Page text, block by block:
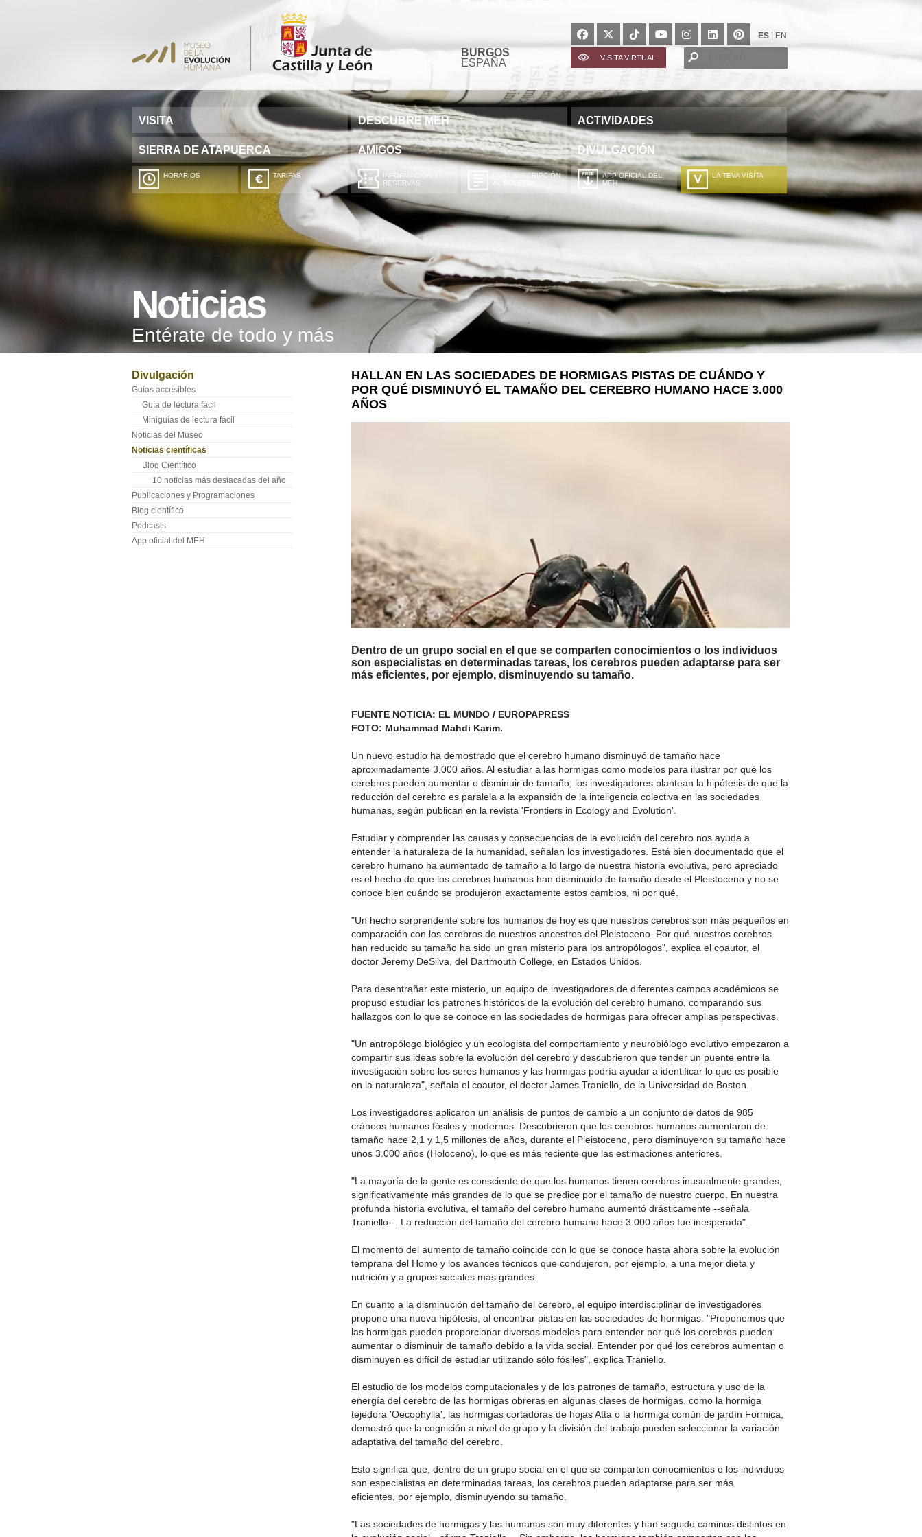
BURGOS
ESPAÑA
ES EN
VISITA VIRTUAL
VISITA DESCUBRE MEH ACTIVIDADES
SIERRA DE ATAPUERCA AMIGOS DIVULGACIÓN
HORARIOS TARIFAS
INFORMACIÓN Y
RESERVAS
PARA SUSCRIPCIÓN
AL BOLETÍN
APP OFICIAL DEL
MEH
LA TEVA VISITA
A TÚA VISITA
ZURE BISITALDIA
DEIN BESUCH
LA VOSTRA VISITA
A SUA VISITA
您的訪問
Noticias
Entérate de todo y más
Divulgación
Guías accesibles
Guía de lectura fácil
Miniguías de lectura fácil
Noticias del Museo
Noticias científicas
Blog Científico
10 noticias más destacadas del año
Publicaciones y Programaciones
Blog científico
Podcasts
App oficial del MEH
HALLAN EN LAS SOCIEDADES DE HORMIGAS PISTAS DE CUÁNDO Y
POR QUÉ DISMINUYÓ EL TAMAÑO DEL CEREBRO HUMANO HACE 3.000
AÑOS
Dentro de un grupo social en el que se comparten conocimientos o los individuos
son especialistas en determinadas tareas, los cerebros pueden adaptarse para ser
más eficientes, por ejemplo, disminuyendo su tamaño.
FUENTE NOTICIA: EL MUNDO / EUROPAPRESS
FOTO: Muhammad Mahdi Karim.
Un nuevo estudio ha demostrado que el cerebro humano disminuyó de tamaño hace
aproximadamente 3.000 años. Al estudiar a las hormigas como modelos para ilustrar por qué los
cerebros pueden aumentar o disminuir de tamaño, los investigadores plantean la hipótesis de que la
reducción del cerebro es paralela a la expansión de la inteligencia colectiva en las sociedades
humanas, según publican en la revista 'Frontiers in Ecology and Evolution'.
Estudiar y comprender las causas y consecuencias de la evolución del cerebro nos ayuda a
entender la naturaleza de la humanidad, señalan los investigadores. Está bien documentado que el
cerebro humano ha aumentado de tamaño a lo largo de nuestra historia evolutiva, pero apreciado
es el hecho de que los cerebros humanos han disminuido de tamaño desde el Pleistoceno y no se
conoce bien cuándo se produjeron exactamente estos cambios, ni por qué.
"Un hecho sorprendente sobre los humanos de hoy es que nuestros cerebros son más pequeños en
comparación con los cerebros de nuestros ancestros del Pleistoceno. Por qué nuestros cerebros
han reducido su tamaño ha sido un gran misterio para los antropólogos", explica el coautor, el
doctor Jeremy DeSilva, del Dartmouth College, en Estados Unidos.
Para desentrañar este misterio, un equipo de investigadores de diferentes campos académicos se
propuso estudiar los patrones históricos de la evolución del cerebro humano, comparando sus
hallazgos con lo que se conoce en las sociedades de hormigas para ofrecer amplias perspectivas.
"Un antropólogo biológico y un ecologista del comportamiento y neurobiólogo evolutivo empezaron a
compartir sus ideas sobre la evolución del cerebro y descubrieron que tender un puente entre la
investigación sobre los seres humanos y las hormigas podría ayudar a identificar lo que es posible
en la naturaleza", señala el coautor, el doctor James Traniello, de la Universidad de Boston.
Los investigadores aplicaron un análisis de puntos de cambio a un conjunto de datos de 985
cráneos humanos fósiles y modernos. Descubrieron que los cerebros humanos aumentaron de
tamaño hace 2,1 y 1,5 millones de años, durante el Pleistoceno, pero disminuyeron su tamaño hace
unos 3.000 años (Holoceno), lo que es más reciente que las estimaciones anteriores.
"La mayoría de la gente es consciente de que los humanos tienen cerebros inusualmente grandes,
significativamente más grandes de lo que se predice por el tamaño de nuestro cuerpo. En nuestra
profunda historia evolutiva, el tamaño del cerebro humano aumentó drásticamente --señala
Traniello--. La reducción del tamaño del cerebro humano hace 3.000 años fue inesperada".
El momento del aumento de tamaño coincide con lo que se conoce hasta ahora sobre la evolución
temprana del Homo y los avances técnicos que condujeron, por ejemplo, a una mejor dieta y
nutrición y a grupos sociales más grandes.
En cuanto a la disminución del tamaño del cerebro, el equipo interdisciplinar de investigadores
propone una nueva hipótesis, al encontrar pistas en las sociedades de hormigas. "Proponemos que
las hormigas pueden proporcionar diversos modelos para entender por qué los cerebros pueden
aumentar o disminuir de tamaño debido a la vida social. Entender por qué los cerebros aumentan o
disminuyen es difícil de estudiar utilizando sólo fósiles", explica Traniello.
El estudio de los modelos computacionales y de los patrones de tamaño, estructura y uso de la
energía del cerebro de las hormigas obreras en algunas clases de hormigas, como la hormiga
tejedora 'Oecophylla', las hormigas cortadoras de hojas Atta o la hormiga común de jardín Formica,
demostró que la cognición a nivel de grupo y la división del trabajo pueden seleccionar la variación
adaptativa del tamaño del cerebro.
Esto significa que, dentro de un grupo social en el que se comparten conocimientos o los individuos
son especialistas en determinadas tareas, los cerebros pueden adaptarse para ser más
eficientes, por ejemplo, disminuyendo su tamaño.
"Las sociedades de hormigas y las humanas son muy diferentes y han seguido caminos distintos en